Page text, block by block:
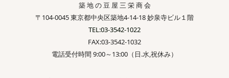
築 地 の 豆 屋 三 栄 商 会
〒104-0045 東京都中央区築地4-14-18 妙泉寺ビル１階
TEL:03-3542-1022
FAX:03-3542-1032
電話受付時間 9:00～13:00（日.水,祝休み）